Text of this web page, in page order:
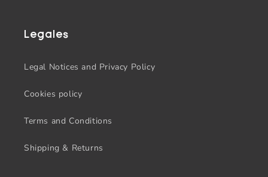
Legales
Legal Notices and Privacy Policy
Cookies policy
Terms and Conditions
Shipping & Returns